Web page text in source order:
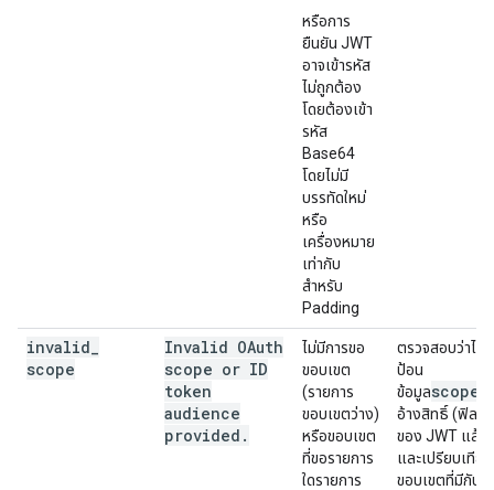
หรือการ
ยืนยัน JWT
อาจเข้ารหัส
ไม่ถูกต้อง
โดยต้องเข้า
รหัส
Base64
โดยไม่มี
บรรทัดใหม่
หรือ
เครื่องหมาย
เท่ากับ
สำหรับ
Padding
invalid
scope
Invalid OAuth
scope or ID
token
audience
provided .
ไม่มีการขอ
ขอบเขต
(รายการ
ขอบเขตว่าง)
หรือขอบเขต
ที่ขอรายการ
ใดรายการ
ตรวจสอบว่าได้
ป้อน
ข้อมูลscope
อ้างสิทธิ์ (ฟิลด์)
ของ JWT แล้ว
และเปรียบเทียบ
ขอบเขตที่มีกับ